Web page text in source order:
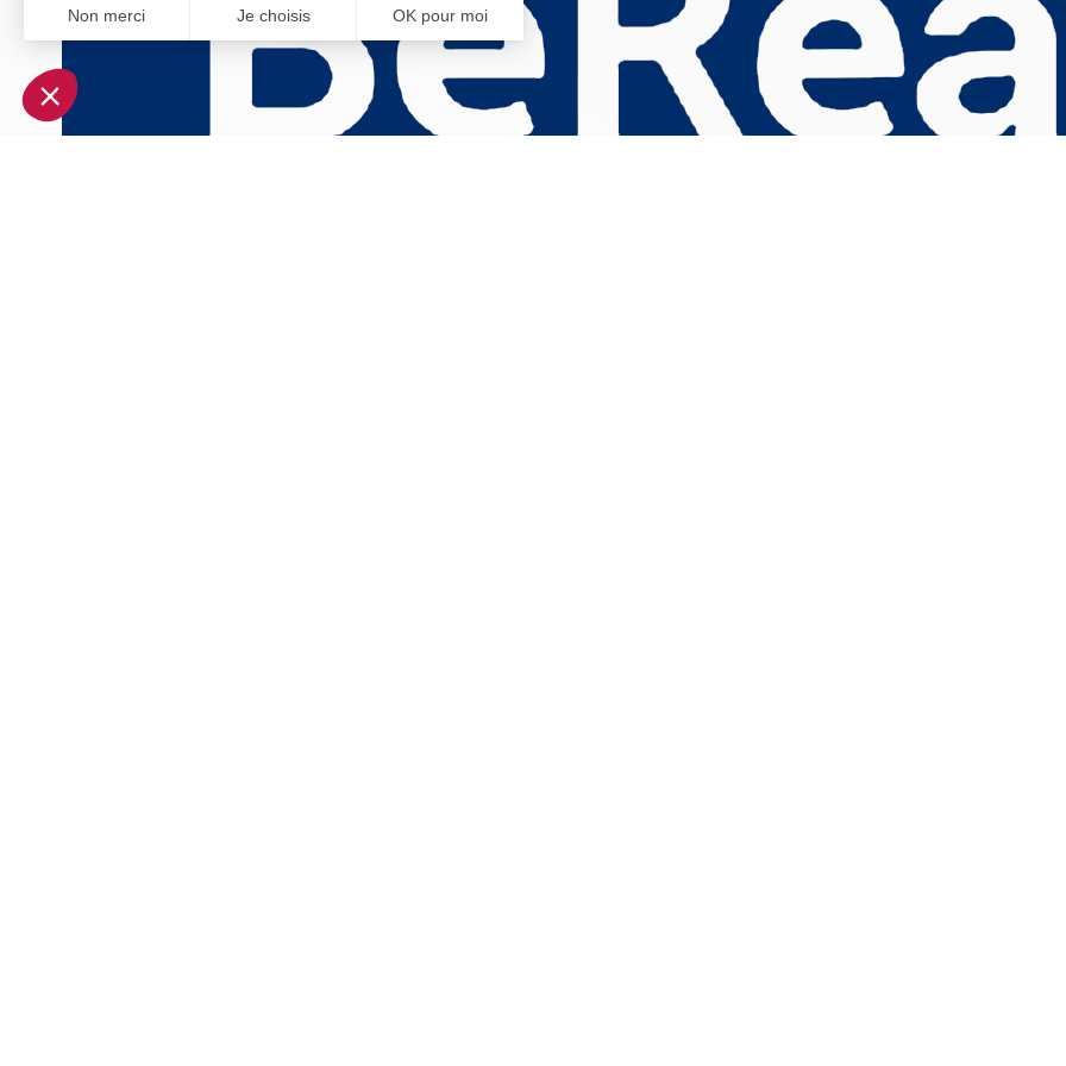
Non merci Je choisis OK pour moi
Plateforme de Gestion du Consentement : Personnalisez vos Options
Notre plateforme vous permet d'adapter et de gérer vos paramètres de confidentialité, en garantissant la conformité avec